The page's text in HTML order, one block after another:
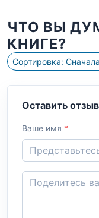
ЧТО ВЫ
КНИГЕ?
Сортировка:
Оставить отзыв
Ваше имя *